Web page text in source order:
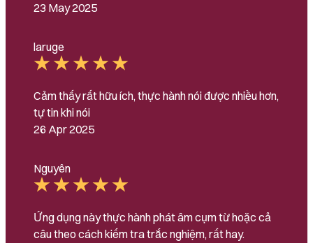
23 May 2025
laruge
Cảm thấy rất hữu ích, thực hành nói được nhiều hơn,
tự tin khi nói
26 Apr 2025
Nguyên
Ứng dụng này thực hành phát âm cụm từ hoặc cả
câu theo cách kiếm tra trắc nghiệm, rất hay.